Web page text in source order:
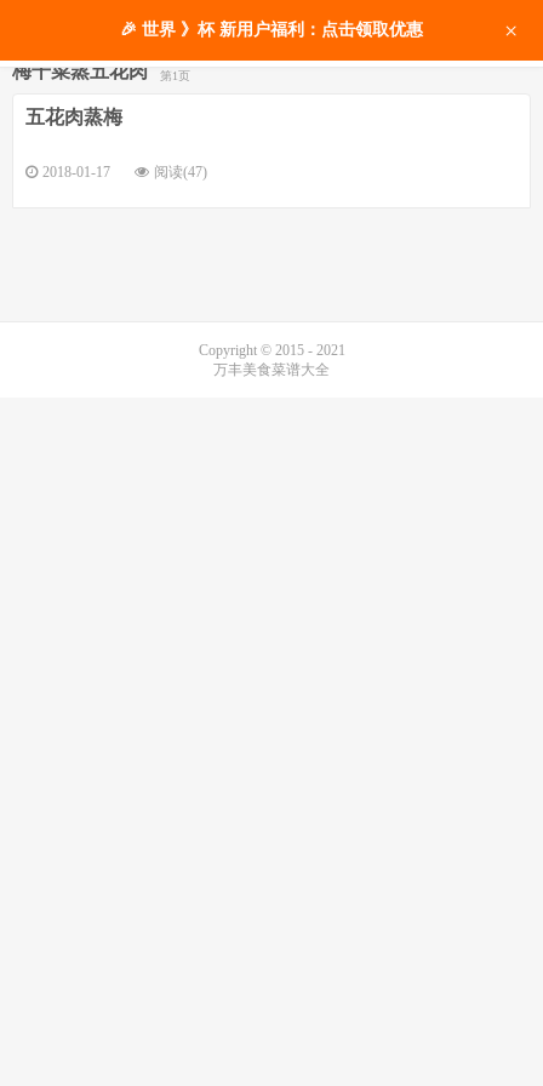
梅干菜蒸五花肉 第1页
五花肉蒸梅
2018-01-17 阅读(47)
Copyright © 2015 - 2021
万丰美食菜谱大全
🎉 世界 》杯 新用户福利：点击领取优惠 ×